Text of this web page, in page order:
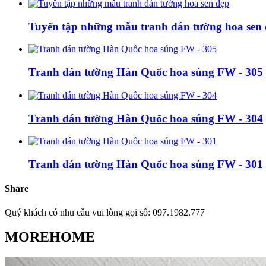
Tuyển tập những mẫu tranh dán tường hoa sen
Tranh dán tường Hàn Quốc hoa súng FW - 305
Tranh dán tường Hàn Quốc hoa súng FW - 304
Tranh dán tường Hàn Quốc hoa súng FW - 301
Share
Quý khách có nhu cầu vui lòng gọi số: 097.1982.777
MOREHOME